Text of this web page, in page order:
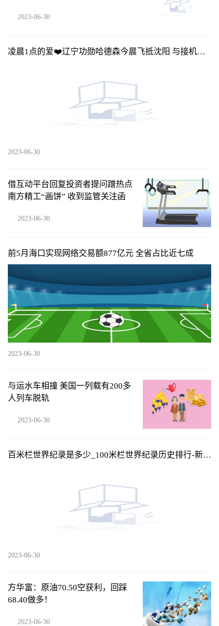
2023-06-30
凌晨1点的爱❤️辽宁功勋哈德森今晨飞抵沈阳 与接机球
2023-06-30
借互动平台回复投资者提问蹭热点
南方精工“画饼” 收到监管关注函
2023-06-30
​前5月海口实现网络交易额877亿元 全省占比近七成
2023-06-30
与运水车相撞 美国一列载有200多
人列车脱轨
2023-06-30
百米栏世界纪录是多少_100米栏世界纪录历史排行-新资
2023-06-30
方华富：原油70.50空获利，回踩
68.40做多！
2023-06-30